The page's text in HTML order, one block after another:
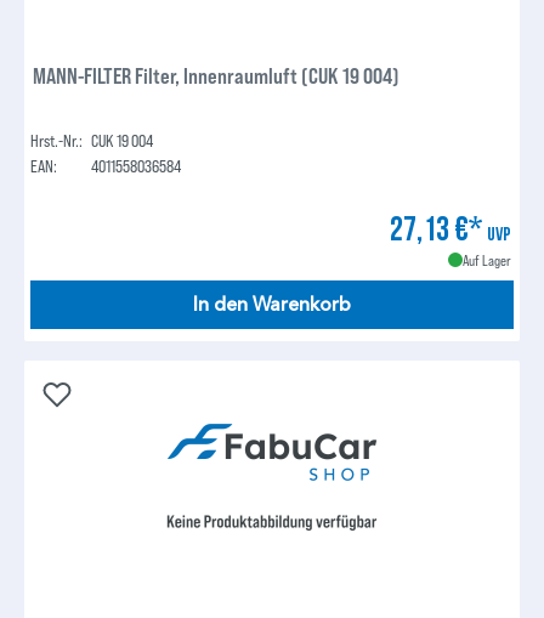
MANN-FILTER Filter, Innenraumluft (CUK 19 004)
Hrst.-Nr.: CUK 19 004
EAN:
4011558036584
27,13 €* UVP
Auf Lager
In den Warenkorb